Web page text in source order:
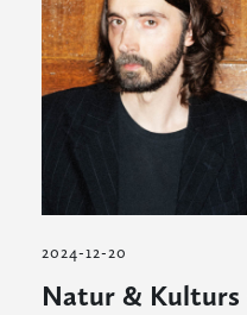
2024-12-20
Natur & Kulturs